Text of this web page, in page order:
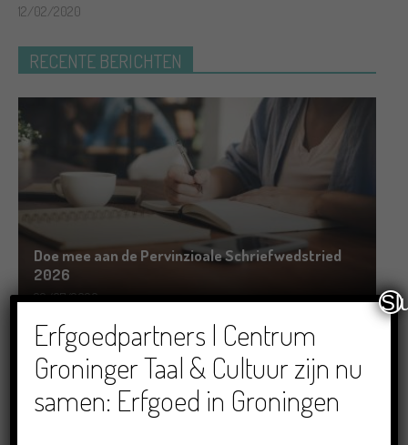
12/02/2020
RECENTE BERICHTEN
Doe mee aan de Pervinzioale Schriefwedstried
2026
22/07/2026
Erfgoedpartners | Centrum
Groninger Taal & Cultuur zijn nu
samen: Erfgoed in Groningen